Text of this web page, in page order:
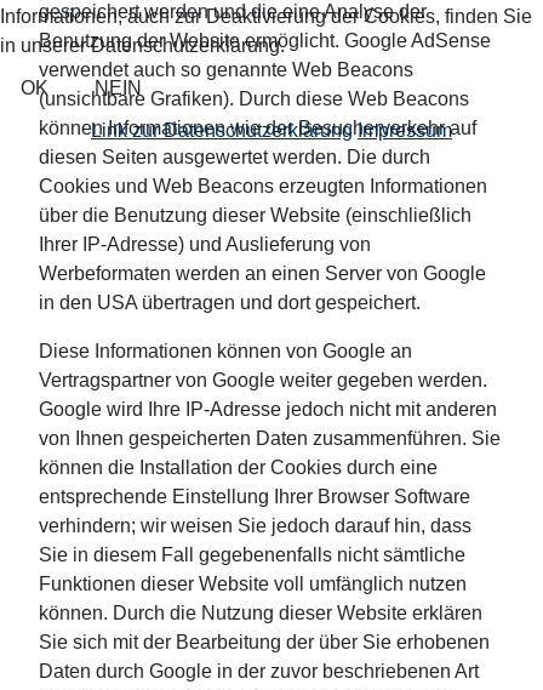
gespeichert werden und die eine Analyse der
Benutzung der Website ermöglicht. Google AdSense
verwendet auch so genannte Web Beacons
(unsichtbare Grafiken). Durch diese Web Beacons
können Informationen wie der Besucherverkehr auf
diesen Seiten ausgewertet werden. Die durch
Cookies und Web Beacons erzeugten Informationen
über die Benutzung dieser Website (einschließlich
Ihrer IP-Adresse) und Auslieferung von
Werbeformaten werden an einen Server von Google
in den USA übertragen und dort gespeichert.
Diese Informationen können von Google an
Vertragspartner von Google weiter gegeben werden.
Google wird Ihre IP-Adresse jedoch nicht mit anderen
von Ihnen gespeicherten Daten zusammenführen. Sie
können die Installation der Cookies durch eine
entsprechende Einstellung Ihrer Browser Software
verhindern; wir weisen Sie jedoch darauf hin, dass
Sie in diesem Fall gegebenenfalls nicht sämtliche
Funktionen dieser Website voll umfänglich nutzen
können. Durch die Nutzung dieser Website erklären
Sie sich mit der Bearbeitung der über Sie erhobenen
Daten durch Google in der zuvor beschriebenen Art
Informationen, auch zur Deaktivierung der Cookies, finden Sie
in unserer Datenschutzerklärung.
OK NEIN
Link zur Datenschutzerklärung Impressum